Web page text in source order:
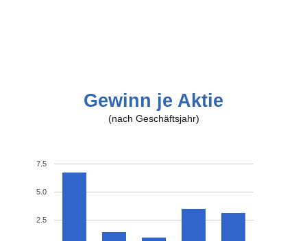
Gewinn je Aktie
(nach Geschäftsjahr)
2.5
5.0
7.5